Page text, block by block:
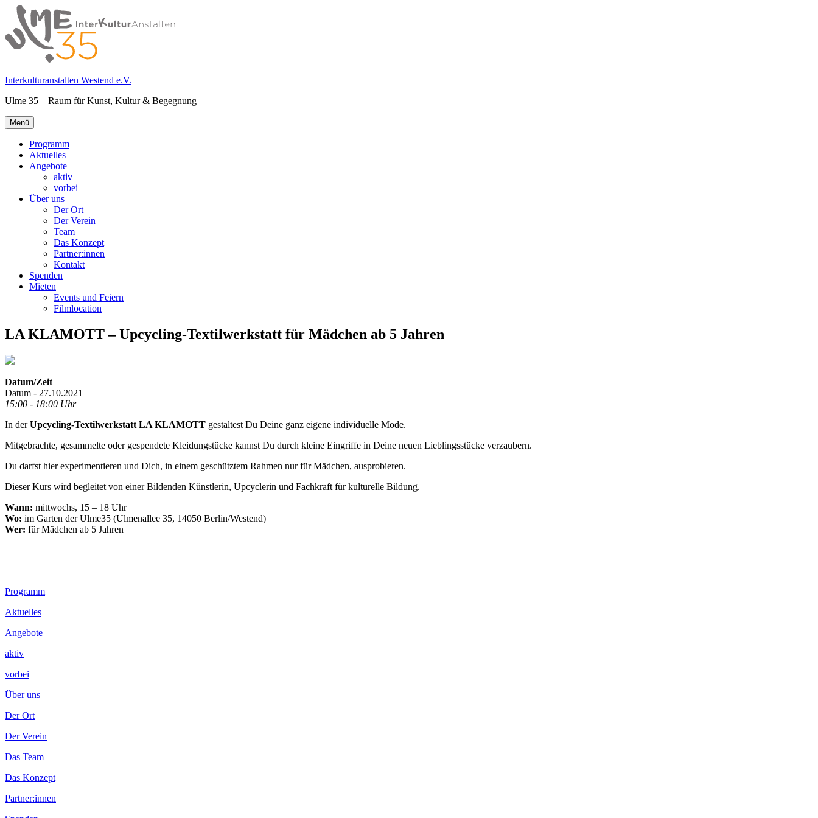
Springe
zum
Inhalt
Interkulturanstalten Westend e.V.
Ulme 35 – Raum für Kunst, Kultur & Begegnung
Primäres
Menü
Menü
Programm
Aktuelles
Angebote
aktiv
vorbei
Über uns
Der Ort
Der Verein
Team
Das Konzept
Partner:innen
Kontakt
Spenden
Mieten
Events und Feiern
Filmlocation
LA KLAMOTT – Upcycling-Textilwerkstatt für Mädchen ab 5 Jahren
Datum/Zeit
Datum - 27.10.2021
15:00 - 18:00 Uhr
In derUpcycling-Textilwerkstatt LA KLAMOTT gestaltest Du Deine ganz eigene individuelle Mode.
Mitgebrachte, gesammelte oder gespendete Kleidungstücke kannst Du durch kleine Eingriffe in Deine neuen Lieblingsstücke verzaubern.
Du darfst hier experimentieren und Dich, in einem geschütztem Rahmen nur für Mädchen, ausprobieren.
Dieser Kurs wird begleitet von einer Bildenden Künstlerin, Upcyclerin und Fachkraft für kulturelle Bildung.
Wann: mittwochs, 15 – 18 Uhr
Wo: im Garten der Ulme35 (Ulmenallee 35, 14050 Berlin/Westend)
Wer: für Mädchen ab 5 Jahren
Footer
Inhalt
Programm
Aktuelles
Angebote
aktiv
vorbei
Über uns
Der Ort
Der Verein
Das Team
Das Konzept
Partner:innen